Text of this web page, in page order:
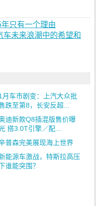
只有一个理由
未来浪潮中的希望和
月车市剧变：上汽大众批
跌至第8，长安反超...
迪新款Q8插混版售价曝
搭3.0T引擎／配...
普森完美展现海上世界
能源车激战，特斯拉高压
谁能突围？